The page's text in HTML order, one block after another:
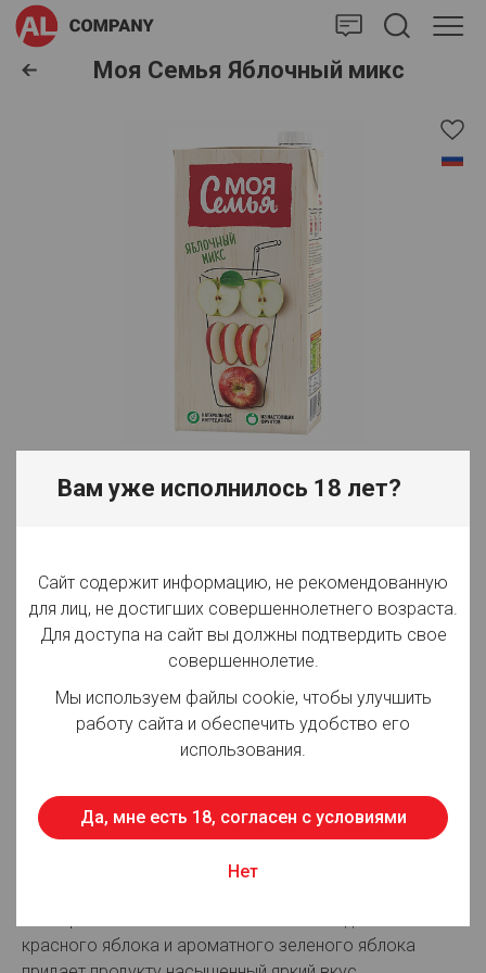
Моя Семья Яблочный микс
Вид товара: Сок
Объём: 1.93 л
Вид упаковки: Тетрапак
365 суток
Страна производства: Россия
Для просмотра цен авторизуйтесь
красного яблока и ароматного зеленого яблока
Вам уже исполнилось 18 лет?
Сайт содержит информацию, не рекомендованную
для лиц, не достигших совершеннолетнего возраста.
Для доступа на сайт вы должны подтвердить свое
совершеннолетие.
Мы используем файлы cookie, чтобы улучшить
работу сайта и обеспечить удобство его
использования.
Да, мне есть 18, согласен с условиями
Нет